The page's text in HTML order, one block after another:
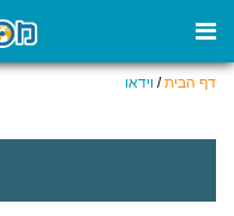
דף הבית/ וידאו